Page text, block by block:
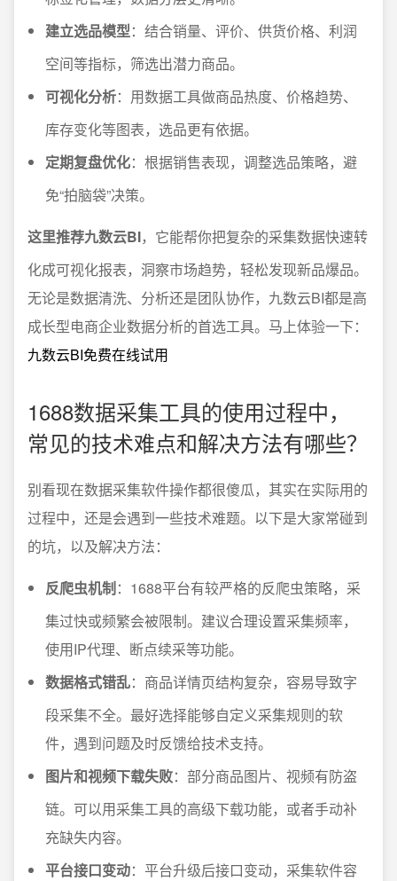
建立选品模型：结合销量、评价、供货价格、利润
空间等指标，筛选出潜力商品。
可视化分析：用数据工具做商品热度、价格趋势、
库存变化等图表，选品更有依据。
定期复盘优化：根据销售表现，调整选品策略，避
免“拍脑袋”决策。
这里推荐九数云BI，它能帮你把复杂的采集数据快速转
化成可视化报表，洞察市场趋势，轻松发现新品爆品。
无论是数据清洗、分析还是团队协作，九数云BI都是高
成长型电商企业数据分析的首选工具。马上体验一下：
九数云BI免费在线试用
1688数据采集工具的使用过程中，
常见的技术难点和解决方法有哪些？
别看现在数据采集软件操作都很傻瓜，其实在实际用的
过程中，还是会遇到一些技术难题。以下是大家常碰到
的坑，以及解决方法：
反爬虫机制：1688平台有较严格的反爬虫策略，采
集过快或频繁会被限制。建议合理设置采集频率，
使用IP代理、断点续采等功能。
数据格式错乱：商品详情页结构复杂，容易导致字
段采集不全。最好选择能够自定义采集规则的软
件，遇到问题及时反馈给技术支持。
图片和视频下载失败：部分商品图片、视频有防盗
链。可以用采集工具的高级下载功能，或者手动补
充缺失内容。
平台接口变动：平台升级后接口变动，采集软件容